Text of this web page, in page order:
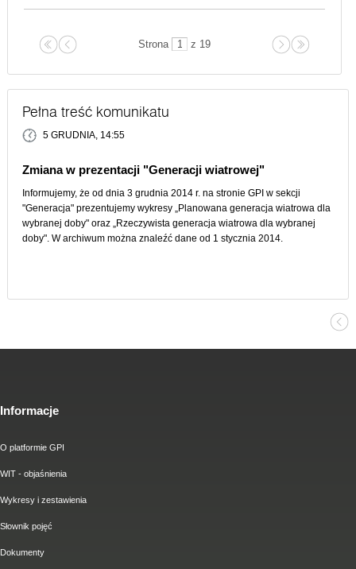
Strona z 19
Pełna treść komunikatu
5 GRUDNIA, 14:55
Zmiana w prezentacji "Generacji wiatrowej"
Informujemy, że od dnia 3 grudnia 2014 r. na stronie GPI w sekcji
"Generacja" prezentujemy wykresy „Planowana generacja wiatrowa dla
wybranej doby" oraz „Rzeczywista generacja wiatrowa dla wybranej
doby". W archiwum można znaleźć dane od 1 stycznia 2014.
Informacje
O platformie GPI
WIT - objaśnienia
Wykresy i zestawienia
Słownik pojęć
Dokumenty